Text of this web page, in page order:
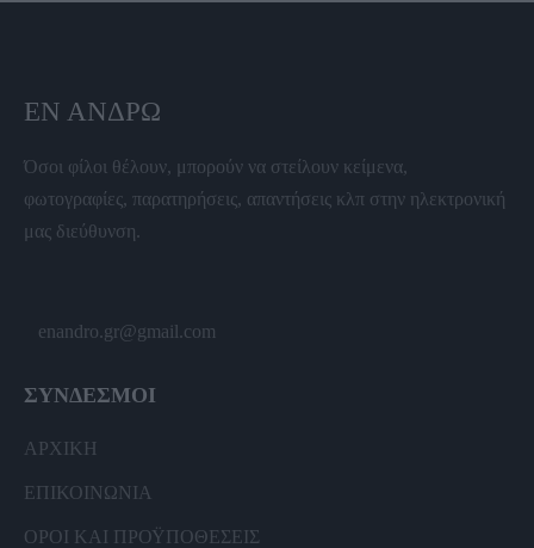
ΕΝ ΆΝΔΡΩ
Όσοι φίλοι θέλουν, μπορούν να στείλουν κείμενα,
φωτογραφίες, παρατηρήσεις, απαντήσεις κλπ στην ηλεκτρονική
μας διεύθυνση.
enandro.gr@gmail.com
ΣΥΝΔΕΣΜΟΙ
ΑΡΧΙΚΗ
ΕΠΙΚΟΙΝΩΝΙΑ
ΟΡΟΙ ΚΑΙ ΠΡΟΫΠΟΘΕΣΕΙΣ